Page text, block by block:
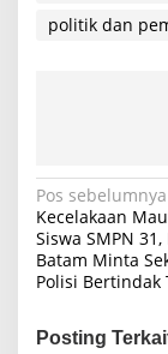
politik dan
N
a
v
g
Pos sebelumnya
Kecelakaan
Siswa SMPN 31,
Batam Minta
Polisi Bertindak
Posting